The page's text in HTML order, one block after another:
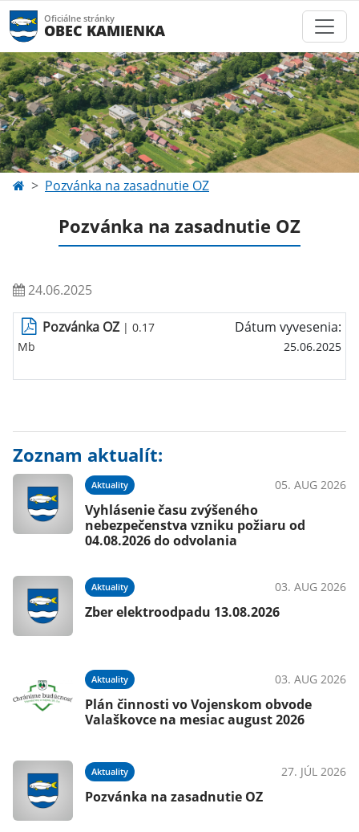
Oficiálne stránky
OBEC KAMIENKA
Pozvánka na zasadnutie OZ
Pozvánka na zasadnutie OZ
24.06.2025
Pozvánka OZ| 0.17
Mb
Dátum vyvesenia:
25.06.2025
Zoznam aktualít:
Aktuality 05. AUG 2026
Vyhlásenie času zvýšeného
nebezpečenstva vzniku požiaru od
04.08.2026 do odvolania
Aktuality 03. AUG 2026
Zber elektroodpadu 13.08.2026
Aktuality 03. AUG 2026
Plán činnosti vo Vojenskom obvode
Valaškovce na mesiac august 2026
Aktuality 27. JÚL 2026
Pozvánka na zasadnutie OZ